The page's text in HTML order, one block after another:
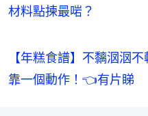
材料點揀最啱？
【年糕食譜】不黐𣲷𣲷
靠一個動作！👈有片睇